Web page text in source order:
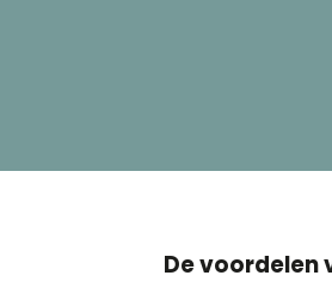
De voordelen